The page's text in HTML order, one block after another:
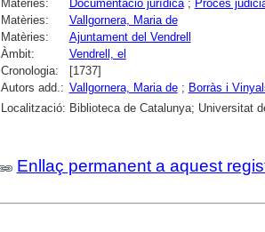
Matèries: Documentació jurídica; Procés
Matèries:
Vallgornera, Maria de
Matèries:
Ajuntament del Vendrell
Àmbit:
Vendrell, el
Cronologia:
[1737]
Autors add.: Vallgornera, Maria de; Borràs i
Localització: Biblioteca de Catalunya; Universitat
Enllaç permanent a aquest